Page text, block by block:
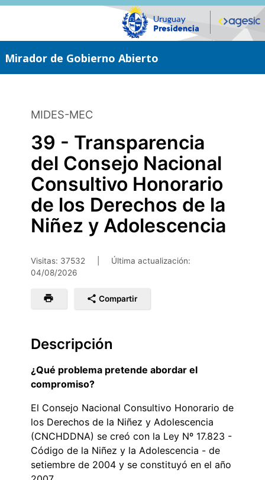
Saltar
Mirador de Gobierno Abierto
MIDES-MEC
39 - Transparencia
del Consejo Nacional
Consultivo Honorario
de los Derechos de la
Niñez y Adolescencia
Visitas: 37532
Última actualización:
04/08/2026
Compartir
Descripción
¿Qué problema pretende abordar el
compromiso?
El Consejo Nacional Consultivo Honorario de
los Derechos de la Niñez y Adolescencia
(CNCHDDNA) se creó con la Ley Nº 17.823 -
Código de la Niñez y la Adolescencia - de
setiembre de 2004 y se constituyó en el año